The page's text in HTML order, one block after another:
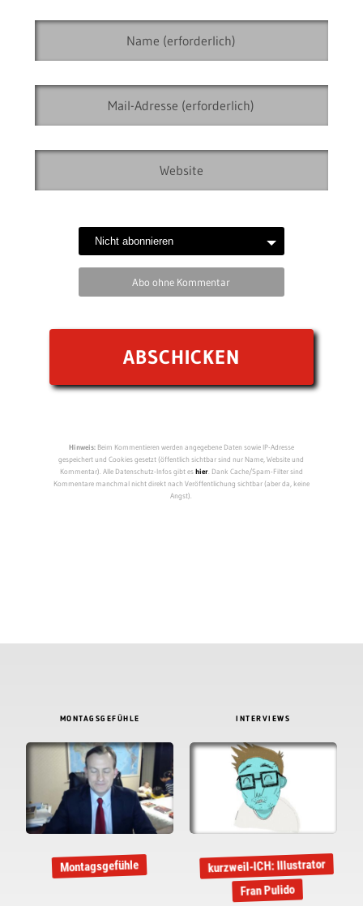
Abo ohne Kommentar
Hinweis:Beim Kommentieren werden angegebene Daten sowie IP-Adresse
gespeichert und Cookies gesetzt (öffentlich sichtbar sind nur Name, Website und
Kommentar). Alle Datenschutz-Infos gibt eshier. Dank Cache/Spam-Filter sind
Kommentare manchmal nicht direkt nach Veröffentlichung sichtbar (aber da, keine
Angst).
MONTAGSGEFÜHLE
Montagsgefühle
INTERVIEWS
kurzweil-ICH: Illustrator
Fran Pulido